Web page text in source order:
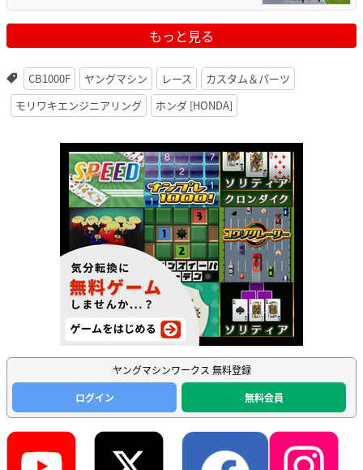
もっと見る
CB1000F ヤングマシン レース
カスタム＆パーツ
モリワキエンジニアリング
ホンダ [HONDA]
ヤングマシンワークス 無料登録
ログイン
無料会員